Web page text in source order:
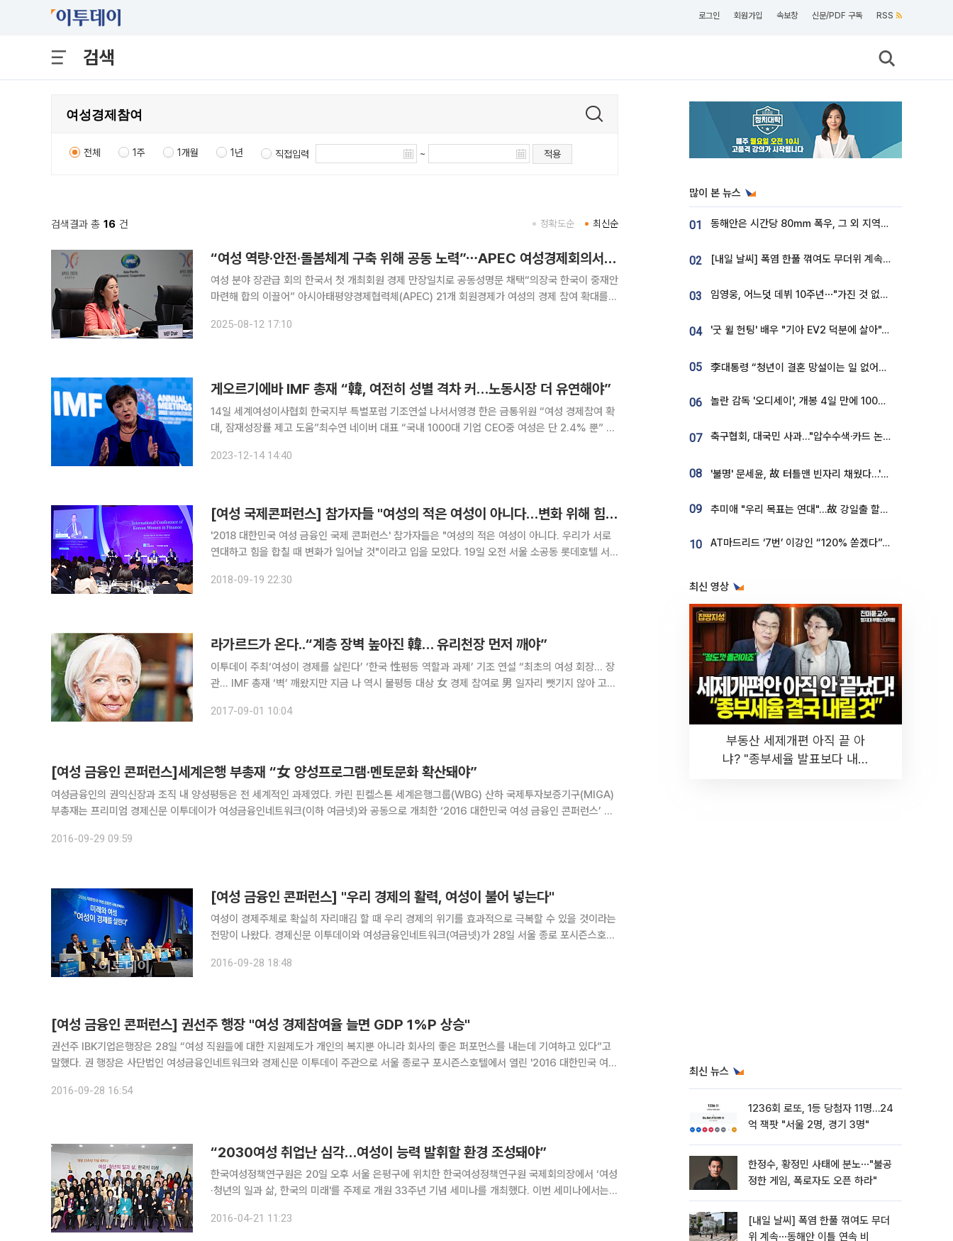
로그인 회원가입 속보창 신문/PDF 구독 RSS
검색
전체 1주 1개월 1년 직접입력 ~ 적용
검색결과 총 16 건 최신순
정확도순
“여성 역량·안전·돌봄체계 구축 위해 공동 노력”⋯APEC 여성경제회의서 공동성명 채택
여성 분야 장관급 회의 한국서 첫 개최회원 경제 만장일치로 공동성명문 채택“의장국 한국이 중재안
마련해 합의 이끌어” 아시아태평양경제협력체(APEC) 21개 회원경제가 여성의 경제 참여 확대를
벤시아에서 열린 ‘2025년 APEC 여성경제회의(WEF)’
2025-08-12 17:10
게오르기에바 IMF 총재 “韓, 여전히 성별 격차 커…노동시장 더 유연해야”
14일 세계여성이사협회 한국지부 특별포럼 기조연설 나서서영경 한은 금통위원 “여성 경제참여 확
대, 잠재성장률 제고 도움”최수연 네이버 대표 “국내 1000대 기업 CEO중 여성은 단 2.4% 뿐” 크
높이는 데 있어 상당한 진전을 이루었지만 여전히 성별 격차
2023-12-14 14:40
[여성 국제콘퍼런스] 참가자들 "여성의 적은 여성이 아니다…변화 위해 힘을 합쳐야"
'2018 대한민국 여성 금융인 국제 콘퍼런스' 참가자들은 "여성의 적은 여성이 아니다. 우리가 서로
연대하고 힘을 합칠 때 변화가 일어날 것"이라고 입을 모았다. 19일 오전 서울 소공동 롯데호텔 서
2018-09-19 22:30
라가르드가 온다..“계층 장벽 높아진 韓… 유리천장 먼저 깨야”
이투데이 주최‘여성이 경제를 살린다’ ‘한국 性평등 역할과 과제’ 기조 연설 “최초의 여성 회장… 장
관… IMF 총재 ‘벽’ 깨왔지만 지금 나 역시 불평등 대상 女 경제 참여로 男 일자리 뺏기지 않아 고용
워크와 이투데이가
2017-09-01 10:04
[여성 금융인 콘퍼런스]세계은행 부총재 “女 양성프로그램·멘토문화 확산돼야”
여성금융인의 권익신장과 조직 내 양성평등은 전 세계적인 과제였다. 카린 핀켈스톤 세계은행그룹(WBG) 산하 국제투자보증기구(MIGA)
부총재는 프리미엄 경제신문 이투데이가 여성금융인네트워크(이하 여금넷)와 공동으로 개최한 ‘2016 대한민국 여성 금융인 콘퍼런스’ 기
2016-09-29 09:59
[여성 금융인 콘퍼런스] "우리 경제의 활력, 여성이 불어 넣는다"
여성이 경제주체로 확실히 자리매김 할 때 우리 경제의 위기를 효과적으로 극복할 수 있을 것이라는
전망이 나왔다. 경제신문 이투데이와 여성금융인네트워크(여금넷)가 28일 서울 종로 포시즌스호텔
입을 모았다. 이날 이종재 이투데이 대표이사는 "주관 언론사
2016-09-28 18:48
[여성 금융인 콘퍼런스] 권선주 행장 "여성 경제참여율 늘면 GDP 1%P 상승"
권선주 IBK기업은행장은 28일 “여성 직원들에 대한 지원제도가 개인의 복지뿐 아니라 회사의 좋은 퍼포먼스를 내는데 기여하고 있다”고
말했다. 권 행장은 사단법인 여성금융인네트워크와 경제신문 이투데이 주관으로 서울 종로구 포시즌스호텔에서 열린 '2016 대한민국 여성
2016-09-28 16:54
“2030여성 취업난 심각…여성이 능력 발휘할 환경 조성돼야”
한국여성정책연구원은 20일 오후 서울 은평구에 위치한 한국여성정책연구원 국제회의장에서 ‘여성
·청년의 일과 삶, 한국의 미래'를 주제로 개원 33주년 기념 세미나를 개최했다. 이번 세미나에서는
일과 삶의 여건, 현황을 분석하고 더 나은 삶을 위한 개선방안을
2016-04-21 11:23
많이 본 뉴스
01 동해안은 시간당 80㎜ 폭우, 그 외 지역은 폭염…‘극과 극 날씨’
02 [내일 날씨] 폭염 한풀 꺾여도 무더위 계속⋯동해안 이틀 연속 비
03 임영웅, 어느덧 데뷔 10주년⋯"가진 것 없던 시절, 내 앞엔 20명의 팬뿐"
04 '굿 윌 헌팅' 배우 "기아 EV2 덕분에 살아"…교통사고 후 안전성 극찬
05 李대통령 “청년이 결혼 망설이는 일 없어야...제도상 불이익 조사”
06 놀란 감독 '오디세이', 개봉 4일 만에 100만 돌파⋯'왕사남' 보다 빠르다
07 축구협회, 대국민 사과…"압수수색·카드 논란 사죄, 강도 높은 쇄신"
08 '불명' 문세윤, 故 터틀맨 빈자리 채웠다…'거북이' 눈물의 최종 우승
09 추미애 "우리 목표는 연대"…故 강일출 할머니 흉상 제막
10 AT마드리드 ‘7번’ 이강인 “120% 쏟겠다”⋯시메오네 감독 “필요한 선수”
최신 영상
부동산 세제개편 아직 끝 아
냐? "종부세율 발표보다 내릴
최신 뉴스
1236회 로또, 1등 당첨자 11명…24
억 잭팟 "서울 2명, 경기 3명"
한정수, 황정민 사태에 분노⋯"불공
정한 게임, 폭로자도 오픈 하라"
[내일 날씨] 폭염 한풀 꺾여도 무더
위 계속⋯동해안 이틀 연속 비